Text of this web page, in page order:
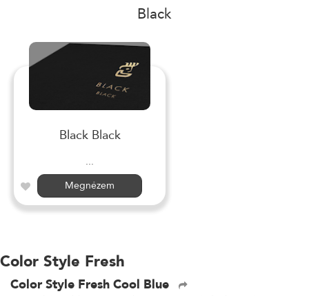
Black
Black Black
...
Megnézem
Color Style Fresh
Color Style Fresh Cool Blue